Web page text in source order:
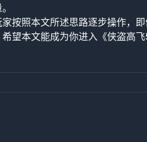
家按照本文所述思路逐步操作，
望本文能成为你进入《侠盗高